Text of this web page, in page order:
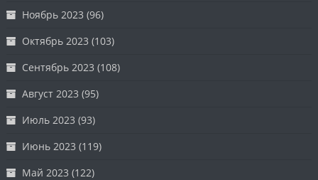
Ноябрь 2023 (96)
Октябрь 2023 (103)
Сентябрь 2023 (108)
Август 2023 (95)
Июль 2023 (93)
Июнь 2023 (119)
Май 2023 (122)